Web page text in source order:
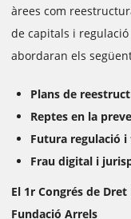
àrees com
de capitals i
abordaran els
Plans de
Reptes en la
Futura regulació
Frau digital i
El 1r Congrés de Dret
Fundació Arrels